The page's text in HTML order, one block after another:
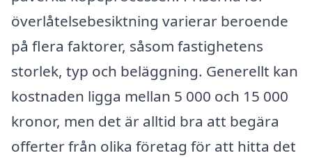
överlåtelsebesiktning varierar beroende
på flera faktorer, såsom fastighetens
storlek, typ och beläggning. Generellt kan
kostnaden ligga mellan 5 000 och 15 000
kronor, men det är alltid bra att begära
offerter från olika företag för att hitta det